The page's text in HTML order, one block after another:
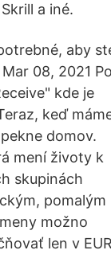
a iné.
aby
08, 2021
kde je
keď
domov.
mení životy k
skupinách
pomalým
možno
len v